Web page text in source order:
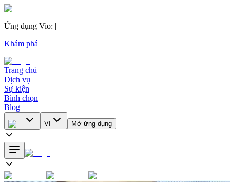
Ứng dụng Vio: |
Khám phá
Trang chủ
Dịch vụ
Sự kiện
Bình chọn
Blog
VI Mở ứng dụng